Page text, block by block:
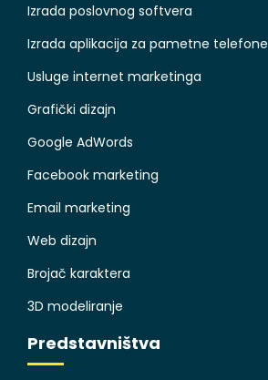
Izrada poslovnog softvera
Izrada aplikacija za pametne telefone
Usluge internet marketinga
Grafički dizajn
Google AdWords
Facebook marketing
Email marketing
Web dizajn
Brojač karaktera
3D modeliranje
Predstavništva